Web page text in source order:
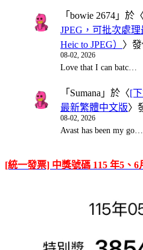
「 bowie 2674 」於〈
JPEG，可批次處
Heic to JPEG） 〉
08-02, 2026
Love that I can batc…
「 Sumana 」於〈[
最新繁體中文版〉
08-02, 2026
Avast has been my go…
[統一發票] 中獎號碼 115 年5、6